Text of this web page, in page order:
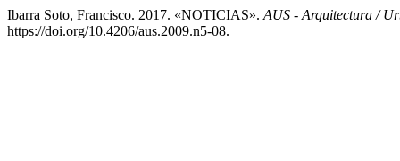
Ibarra Soto, Francisco. 2017. «NOTICIAS». AUS - Arquitectura /
https://doi.org/10.4206/aus.2009.n5-08.